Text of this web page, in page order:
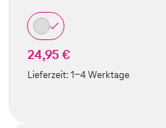
24,95 €
Lieferzeit:1-4 Werktage